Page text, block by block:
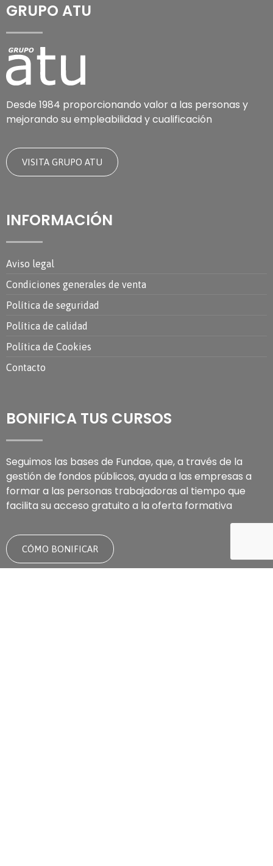
GRUPO ATU
Desde 1984 proporcionando valor a las personas y
mejorando su empleabilidad y cualificación
VISITA GRUPO ATU
INFORMACIÓN
Aviso legal
Condiciones generales de venta
Política de seguridad
Política de calidad
Política de Cookies
Contacto
BONIFICA TUS CURSOS
Seguimos las bases de Fundae, que, a través de la
gestión de fondos públicos, ayuda a las empresas a
formar a las personas trabajadoras al tiempo que
facilita su acceso gratuito a la oferta formativa
CÓMO BONIFICAR